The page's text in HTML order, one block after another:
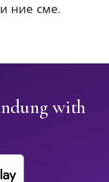
ние сме.
with